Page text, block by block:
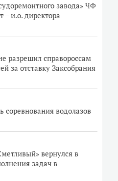
завода» ЧФ
– и.о. директора
разрешил справороссам
за отставку Заксобрания
соревнования водолазов
вернулся в
задач в